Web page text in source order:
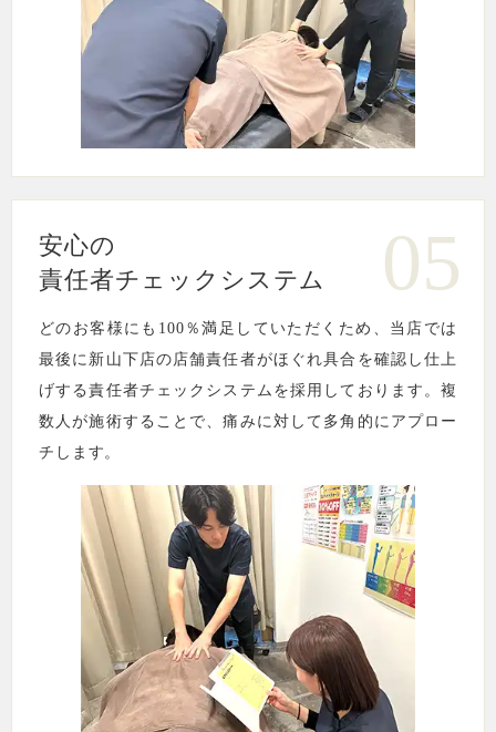
05
安心の
責任者チェックシステム
どのお客様にも100％満足していただくため、当店では
最後に新山下店の店舗責任者がほぐれ具合を確認し仕上
げする責任者チェックシステムを採用しております。複
数人が施術することで、痛みに対して多角的にアプロー
チします。